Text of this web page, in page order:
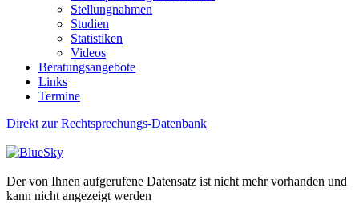
Stellungnahmen
Studien
Statistiken
Videos
Beratungsangebote
Links
Termine
Direkt zur Rechtsprechungs-Datenbank
Der von Ihnen aufgerufene Datensatz ist nicht mehr vorhanden und
kann nicht angezeigt werden